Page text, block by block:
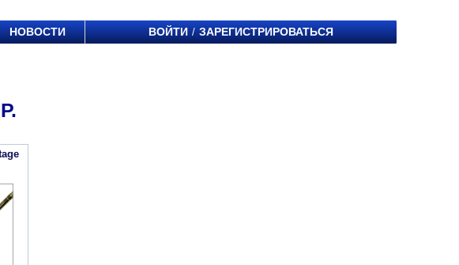
НОВОСТИ ВОЙТИ / ЗАРЕГИСТРИРОВАТЬСЯ